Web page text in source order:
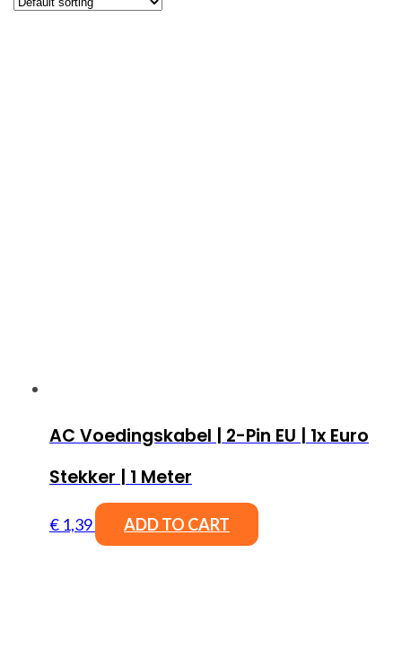
AC Voedingskabel | 2-Pin EU | 1x Euro
Stekker | 1 Meter
€ 1,39 ADD TO CART